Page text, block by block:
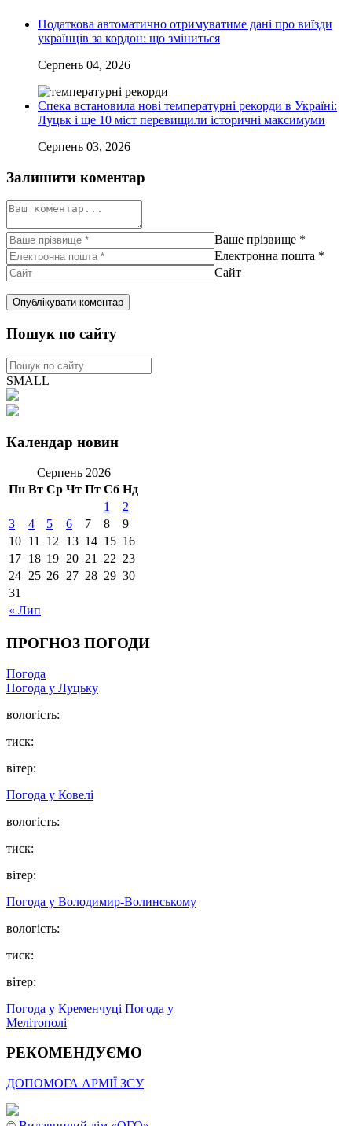
Податкова автоматично отримуватиме дані про виїзди
українців за кордон: що зміниться
Серпень 04, 2026
Спека встановила нові температурні рекорди в Україні:
Луцьк і ще 10 міст перевищили історичні максимуми
Серпень 03, 2026
Залишити коментар
Ваше прізвище *
Електронна пошта *
Сайт
Пошук по сайту
SMALL
Календар новин
Серпень 2026
Пн Вт Ср Чт Пт Сб Нд
« Лип
1
2
3
4 5 6 7 8
9
10 11 12 13 14 15 16
17 18 19 20 21 22 23
24 25 26 27 28 29 30
31
ПРОГНОЗ ПОГОДИ
Погода
Погода у Луцьку
вологість:
тиск:
вітер:
Погода у Ковелі
вологість:
тиск:
вітер:
Погода у Володимир-Волинському
вологість:
тиск:
вітер:
Погода у Кременчуці Погода у
Мелітополі
РЕКОМЕНДУЄМО
ДОПОМОГА АРМІЇ ЗСУ